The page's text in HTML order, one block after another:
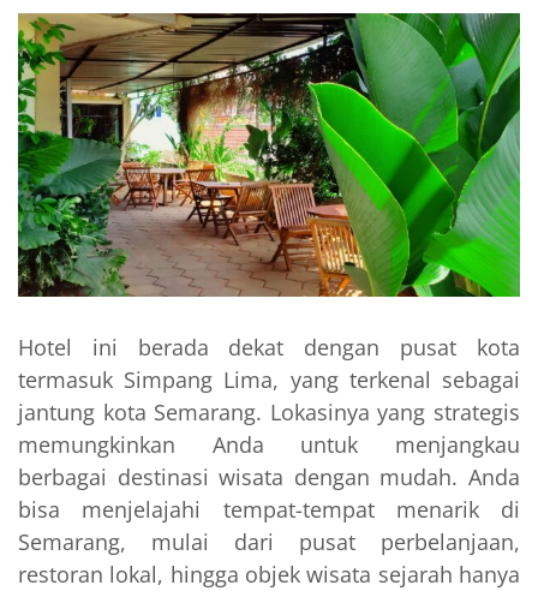
Hotel ini berada dekat dengan pusat kota
termasuk Simpang Lima, yang terkenal sebagai
jantung kota Semarang. Lokasinya yang strategis
memungkinkan Anda untuk menjangkau
berbagai destinasi wisata dengan mudah. Anda
bisa menjelajahi tempat-tempat menarik di
Semarang, mulai dari pusat perbelanjaan,
restoran lokal, hingga objek wisata sejarah hanya